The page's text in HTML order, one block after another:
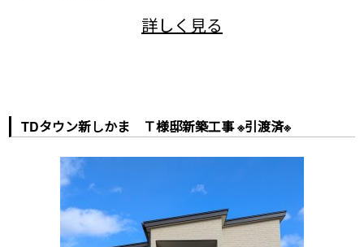
TDタウン新しかま Ｔ様邸新築工事 ※引渡済※